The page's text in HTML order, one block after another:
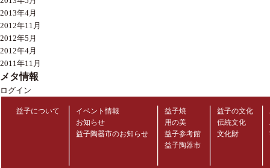
2013年4月
2012年11月
2012年5月
2012年4月
2011年11月
メタ情報
ログイン
益子について
イベント情報
お知らせ
益子陶器市のお知らせ
益子焼
用の美
益子参考館
益子陶器市
益子の文化
伝統文化
文化財